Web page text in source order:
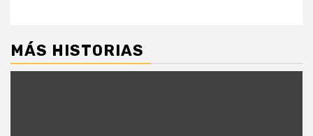
MÁS HISTORIAS